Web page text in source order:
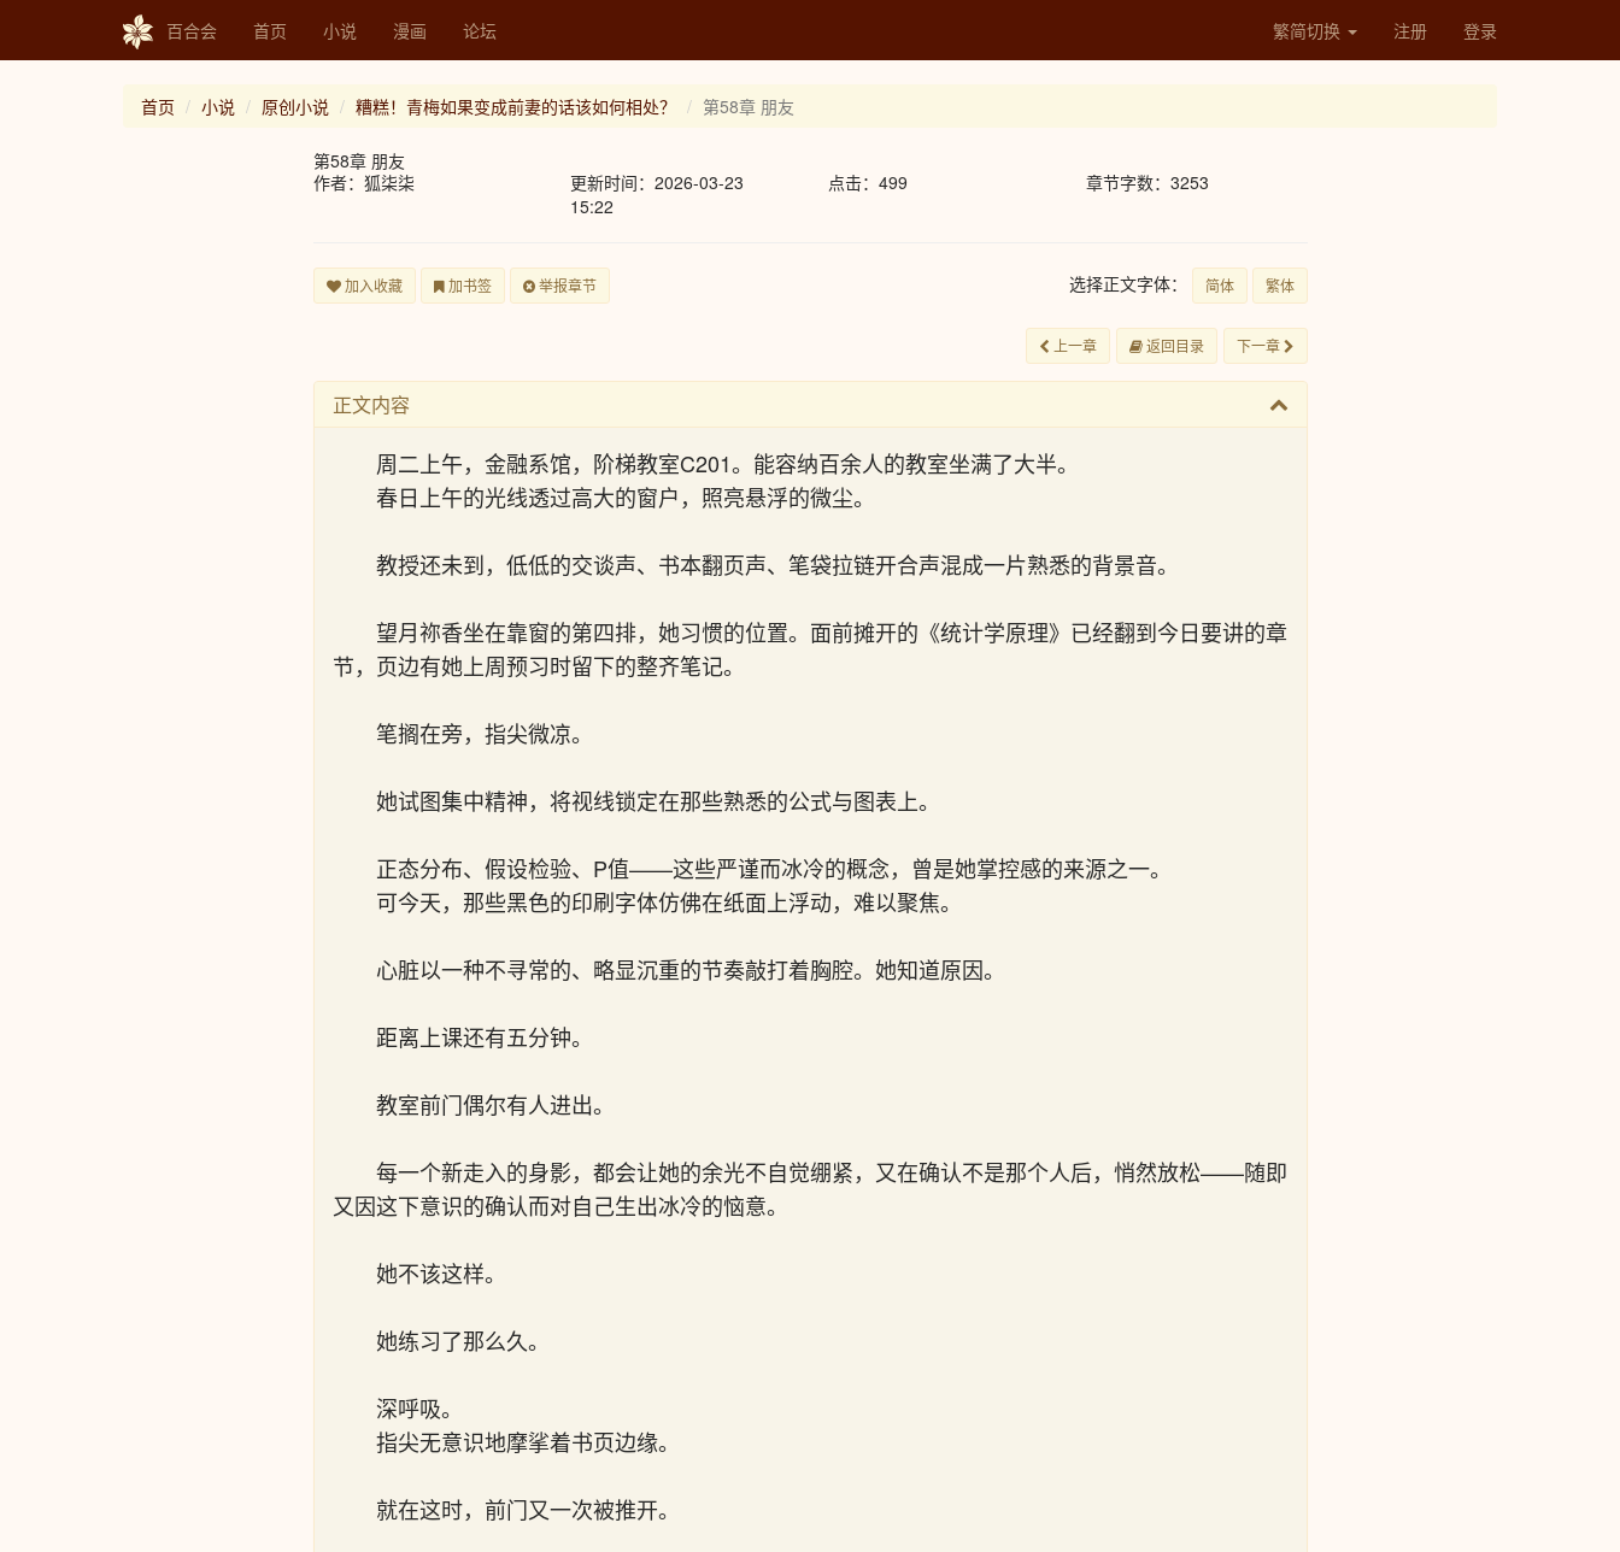
百合会 首页 小说 漫画 论坛 繁简切换 注册 登录
首页 小说 原创小说 糟糕！青梅如果变成前妻的话该如何相处？ 第58章 朋友
第58章 朋友
作者：狐柒柒
更新时间：2026-03-23
15:22
点击：499 章节字数：3253
加入收藏 加书签 举报章节 选择正文字体： 简体 繁体
上一章 返回目录 下一章
正文内容
周二上午，金融系馆，阶梯教室C201。能容纳百余人的教室坐满了大半。
春日上午的光线透过高大的窗户，照亮悬浮的微尘。
教授还未到，低低的交谈声、书本翻页声、笔袋拉链开合声混成一片熟悉的背景音。
望月祢香坐在靠窗的第四排，她习惯的位置。面前摊开的《统计学原理》已经翻到今日要讲的章
节，页边有她上周预习时留下的整齐笔记。
笔搁在旁，指尖微凉。
她试图集中精神，将视线锁定在那些熟悉的公式与图表上。
正态分布、假设检验、P值——这些严谨而冰冷的概念，曾是她掌控感的来源之一。
可今天，那些黑色的印刷字体仿佛在纸面上浮动，难以聚焦。
心脏以一种不寻常的、略显沉重的节奏敲打着胸腔。她知道原因。
距离上课还有五分钟。
教室前门偶尔有人进出。
每一个新走入的身影，都会让她的余光不自觉绷紧，又在确认不是那个人后，悄然放松——随即
又因这下意识的确认而对自己生出冰冷的恼意。
她不该这样。
她练习了那么久。
深呼吸。
指尖无意识地摩挲着书页边缘。
就在这时，前门又一次被推开。